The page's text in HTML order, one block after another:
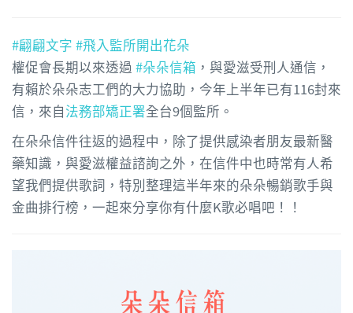
#翩翩文字 #飛入監所開出花朵
權促會長期以來透過 #朵朵信箱 ，與愛滋受刑人通信，
有賴於朵朵志工們的大力協助，今年上半年已有116封來
信，來自法務部矯正署全台9個監所。
在朵朵信件往返的過程中，除了提供感染者朋友最新醫
藥知識，與愛滋權益諮詢之外，在信件中也時常有人希
望我們提供歌詞，特別整理這半年來的朵朵暢銷歌手與
金曲排行榜，一起來分享你有什麼K歌必唱吧！！